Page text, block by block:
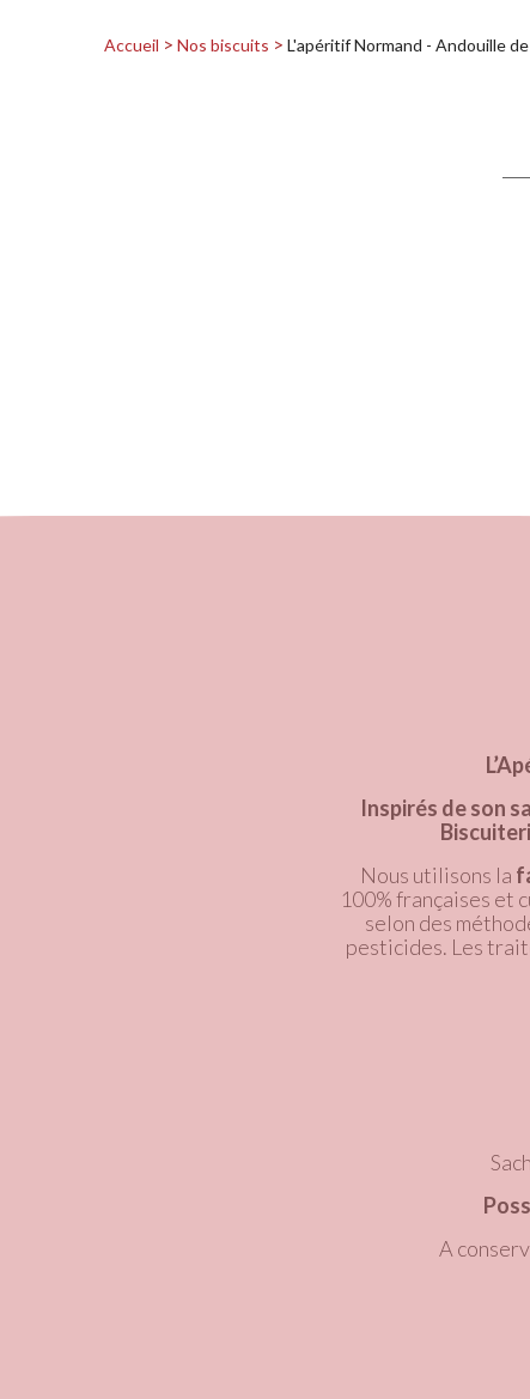
Accueil Nos biscuits L'apéritif Normand - Andouille
Inspirés de son
Nous utilisons la
100% françaises et
selon des
pesticides. Les
A